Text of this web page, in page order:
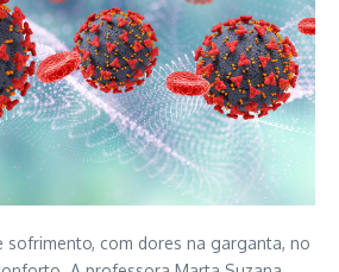
com dores na garganta, no